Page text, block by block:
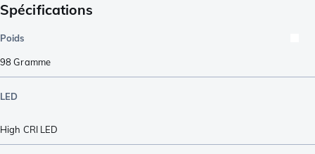
Spécifications
Poids
98Gramme
LED
High CRI LED